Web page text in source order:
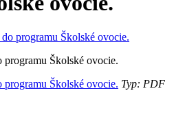
programu Školské ovocie.
programu Školské ovocie. Typ: PDF